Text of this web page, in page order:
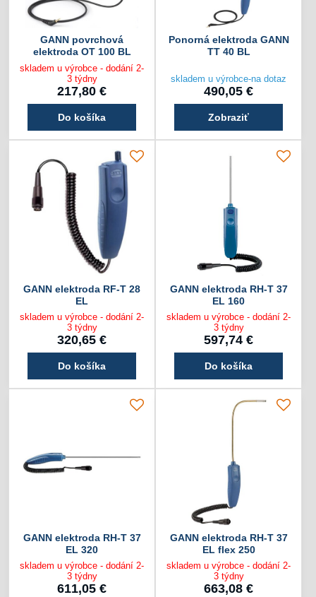
GANN povrchová
elektroda OT 100 BL
skladem u výrobce - dodání 2-
3 týdny
217,80 €
Do košíka
Ponorná elektroda GANN
TT 40 BL
skladem u výrobce-na dotaz
490,05 €
Zobraziť
GANN elektroda RF-T 28
EL
skladem u výrobce - dodání 2-
3 týdny
320,65 €
Do košíka
GANN elektroda RH-T 37
EL 160
skladem u výrobce - dodání 2-
3 týdny
597,74 €
Do košíka
GANN elektroda RH-T 37
EL 320
skladem u výrobce - dodání 2-
3 týdny
611,05 €
GANN elektroda RH-T 37
EL flex 250
skladem u výrobce - dodání 2-
3 týdny
663,08 €